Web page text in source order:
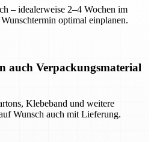
– idealerweise 2–4 Wochen im
optimal einplanen.
auch Verpackungsmaterial
Klebeband und weitere
Wunsch auch mit Lieferung.